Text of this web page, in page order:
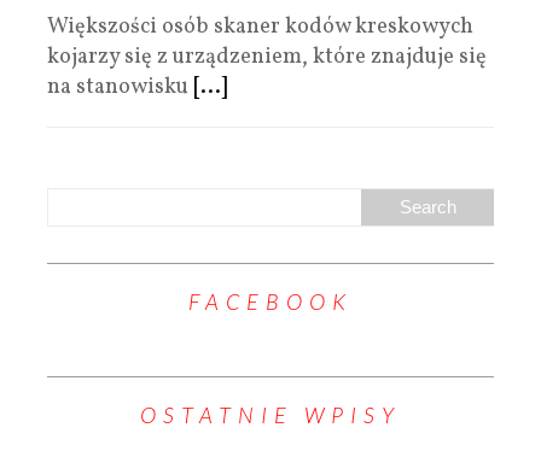
Większości osób skaner kodów kreskowych
kojarzy się z urządzeniem, które znajduje się
na stanowisku [...]
FACEBOOK
OSTATNIE WPISY